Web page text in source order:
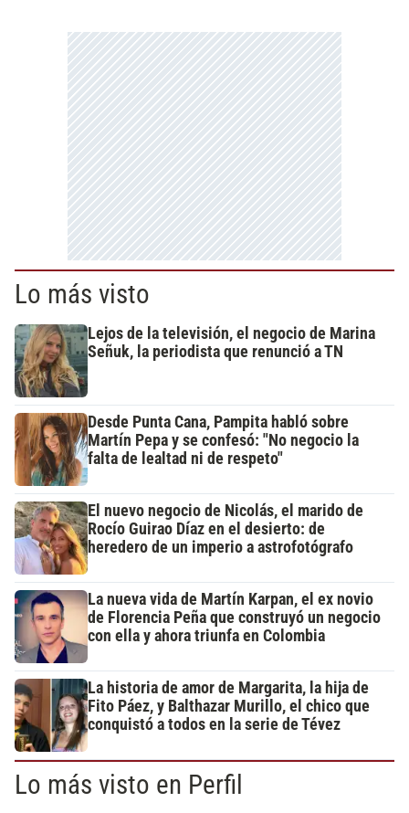
Lo más visto
Lejos de la televisión, el negocio de Marina
Señuk, la periodista que renunció a TN
Desde Punta Cana, Pampita habló sobre
Martín Pepa y se confesó: "No negocio la
falta de lealtad ni de respeto"
El nuevo negocio de Nicolás, el marido de
Rocío Guirao Díaz en el desierto: de
heredero de un imperio a astrofotógrafo
La nueva vida de Martín Karpan, el ex novio
de Florencia Peña que construyó un negocio
con ella y ahora triunfa en Colombia
La historia de amor de Margarita, la hija de
Fito Páez, y Balthazar Murillo, el chico que
conquistó a todos en la serie de Tévez
Lo más visto en Perfil